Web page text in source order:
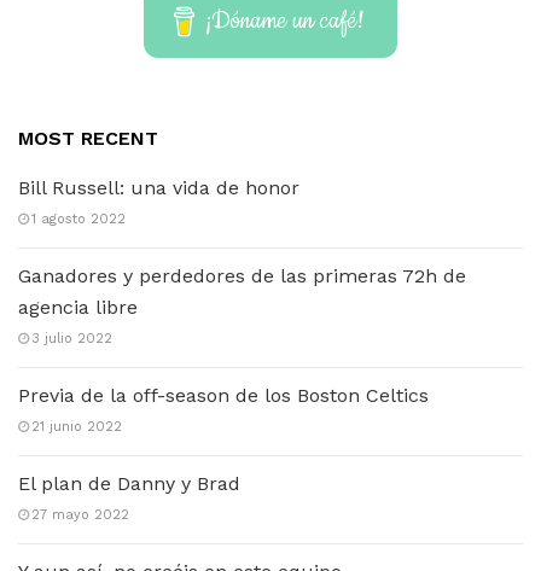
¡Dóname un café!
MOST RECENT
Bill Russell: una vida de honor
1 agosto 2022
Ganadores y perdedores de las primeras 72h de
agencia libre
3 julio 2022
Previa de la off-season de los Boston Celtics
21 junio 2022
El plan de Danny y Brad
27 mayo 2022